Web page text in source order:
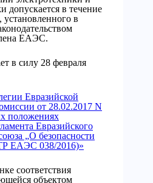
допускается в течение
в
ЕАЭС.
в силу 28 февраля
Евразийской
от 28.02.2017 N
положениях
Евразийского
„О безопасности
ЕАЭС 038/2016)»
соответствия
объектом